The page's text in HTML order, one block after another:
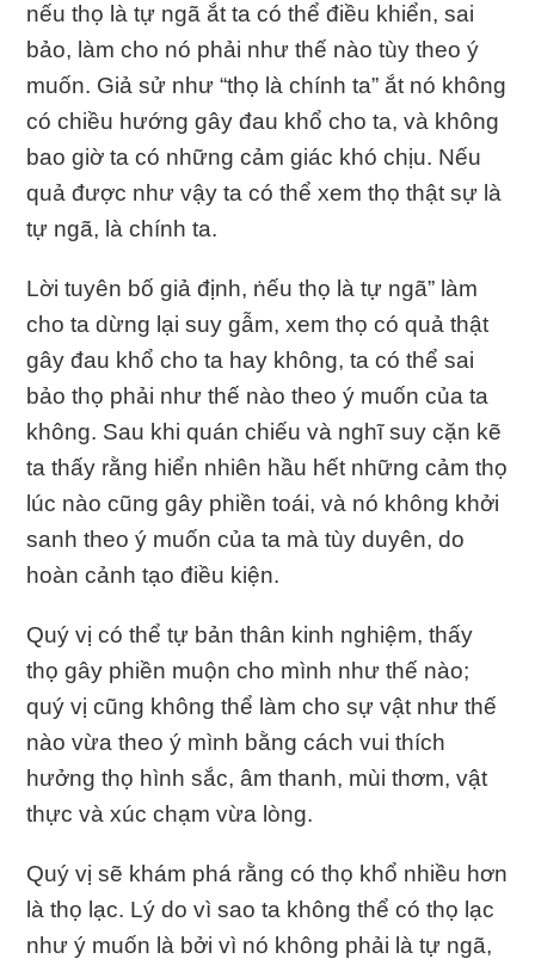
nếu thọ là tự ngã ắt ta có thể điều khiển, sai
bảo, làm cho nó phải như thế nào tùy theo ý
muốn. Giả sử như “thọ là chính ta” ắt nó không
có chiều hướng gây đau khổ cho ta, và không
bao giờ ta có những cảm giác khó chịu. Nếu
quả được như vậy ta có thể xem thọ thật sự là
tự ngã, là chính ta.
Lời tuyên bố giả định, ṅếu thọ là tự ngã” làm
cho ta dừng lại suy gẫm, xem thọ có quả thật
gây đau khổ cho ta hay không, ta có thể sai
bảo thọ phải như thế nào theo ý muốn của ta
không. Sau khi quán chiếu và nghĩ suy cặn kẽ
ta thấy rằng hiển nhiên hầu hết những cảm thọ
lúc nào cũng gây phiền toái, và nó không khởi
sanh theo ý muốn của ta mà tùy duyên, do
hoàn cảnh tạo điều kiện.
Quý vị có thể tự bản thân kinh nghiệm, thấy
thọ gây phiền muộn cho mình như thế nào;
quý vị cũng không thể làm cho sự vật như thế
nào vừa theo ý mình bằng cách vui thích
hưởng thọ hình sắc, âm thanh, mùi thơm, vật
thực và xúc chạm vừa lòng.
Quý vị sẽ khám phá rằng có thọ khổ nhiều hơn
là thọ lạc. Lý do vì sao ta không thể có thọ lạc
như ý muốn là bởi vì nó không phải là tự ngã,